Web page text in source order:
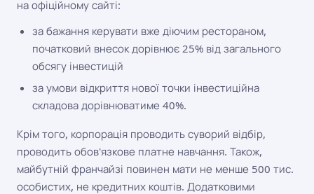
на офіційному сайті:
за бажання керувати вже діючим рестораном,
початковий внесок дорівнює 25% від загального
обсягу інвестицій
за умови відкриття нової точки інвестиційна
складова дорівнюватиме 40%.
Крім того, корпорація проводить суворий відбір,
проводить обов'язкове платне навчання. Також,
майбутній франчайзі повинен мати не менше 500 тис.
особистих, не кредитних коштів. Додатковими